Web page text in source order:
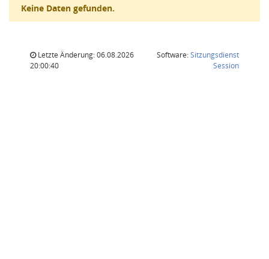
Keine Daten gefunden.
Letzte Änderung: 06.08.2026
20:00:40
Software:Sitzungsdienst
Session(Wird in